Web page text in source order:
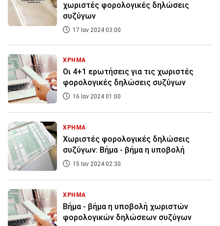
χωριστές φορολογικές δηλώσεις
συζύγων
17 Ιαν 2024 03:00
ΧΡΗΜΑ
Οι 4+1 ερωτήσεις για τις χωριστές
φορολογικές δηλώσεις συζύγων
16 Ιαν 2024 01:00
ΧΡΗΜΑ
Xωριστές φορολογικές δηλώσεις
συζύγων: Βήμα - βήμα η υποβολή
15 Ιαν 2024 02:30
ΧΡΗΜΑ
Βήμα - βήμα η υποβολή χωριστών
φορολογικών δηλώσεων συζύγων